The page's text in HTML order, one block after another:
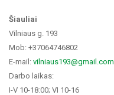
Šiauliai
Vilniaus g. 193
Mob: +37064746802
E-mail: vilniaus193@gmail.com
Darbo laikas:
I-V 10-18:00; VI 10-16